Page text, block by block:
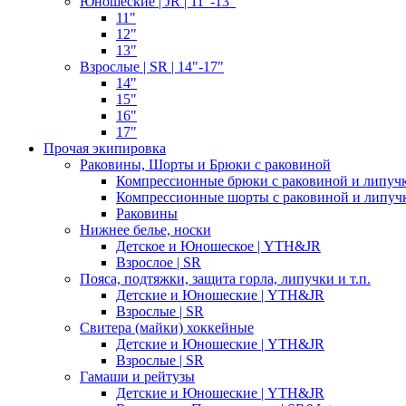
11"
12"
13"
Взрослые | SR | 14"-17"
14"
15"
16"
17"
Прочая экипировка
Раковины, Шорты и Брюки с раковиной
Компрессионные брюки с раковиной и
Компрессионные шорты с раковиной и
Раковины
Нижнее белье, носки
Детское и Юношеское | YTH&JR
Взрослое | SR
Пояса, подтяжки, защита горла, липучки и т.п.
Детские и Юношеские | YTH&JR
Взрослые | SR
Свитера (майки) хоккейные
Детские и Юношеские | YTH&JR
Взрослые | SR
Гамаши и рейтузы
Детские и Юношеские | YTH&JR